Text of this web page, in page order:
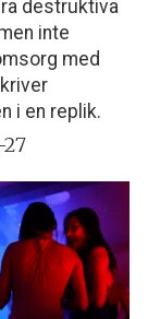
destruktiva
inte
med
i en replik.